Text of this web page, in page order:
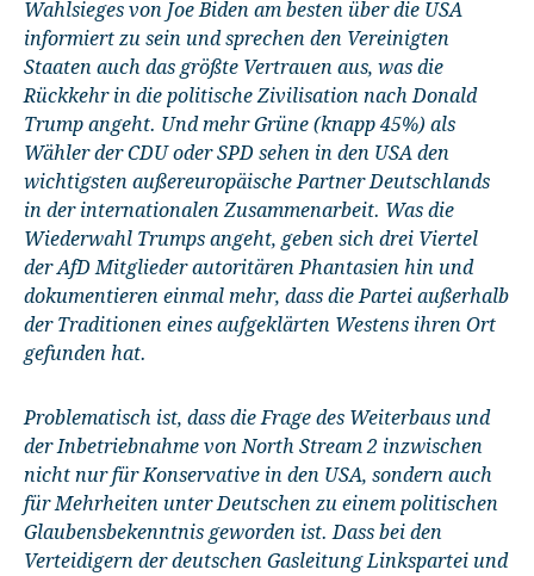
Wahlsieges von Joe Biden am besten über die USA
informiert zu sein und sprechen den Vereinigten
Staaten auch das größte Vertrauen aus, was die
Rückkehr in die politische Zivilisation nach Donald
Trump angeht. Und mehr Grüne (knapp 45%) als
Wähler der CDU oder SPD sehen in den USA den
wichtigsten außereuropäische Partner Deutschlands
in der internationalen Zusammenarbeit. Was die
Wiederwahl Trumps angeht, geben sich drei Viertel
der AfD Mitglieder autoritären Phantasien hin und
dokumentieren einmal mehr, dass die Partei außerhalb
der Traditionen eines aufgeklärten Westens ihren Ort
gefunden hat.
Problematisch ist, dass die Frage des Weiterbaus und
der Inbetriebnahme von North Stream 2 inzwischen
nicht nur für Konservative in den USA, sondern auch
für Mehrheiten unter Deutschen zu einem politischen
Glaubensbekenntnis geworden ist. Dass bei den
Verteidigern der deutschen Gasleitung Linkspartei und